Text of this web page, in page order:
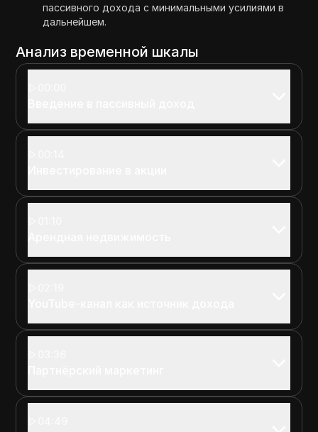
пассивного дохода с минимальными усилиями в
дальнейшем.
Анализ временной шкалы